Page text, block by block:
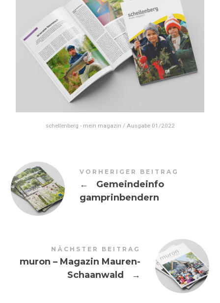
schellenberg - mein magazin / Ausgabe 01/2022
VORHERIGER BEITRAG
←
Gemeindeinfo
gamprinbendern
NÄCHSTER BEITRAG
muron – Magazin Mauren-
Schaanwald
→